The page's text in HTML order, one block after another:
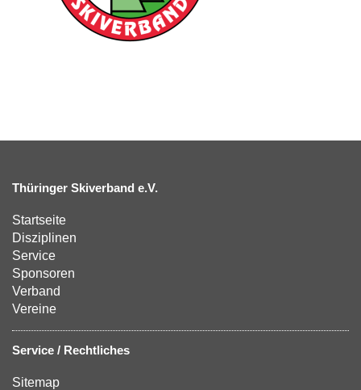
Thüringer Skiverband e.V.
Startseite
Disziplinen
Service
Sponsoren
Verband
Vereine
Service / Rechtliches
Sitemap